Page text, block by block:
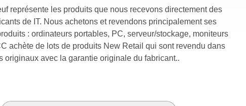
représente les produits que nous recevons directement des
de IT. Nous achetons et revendons principalement ses
: ordinateurs portables, PC, serveur/stockage, moniteurs
achète de lots de produits New Retail qui sont revendu dans
originaux avec la garantie originale du fabricant..